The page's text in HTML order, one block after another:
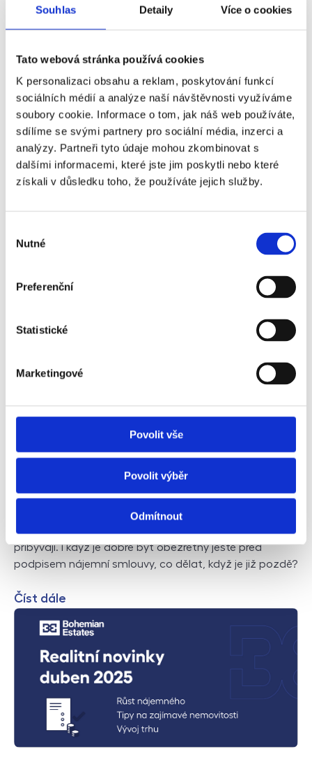
Souhlas Detaily Více o cookies
Tato webová stránka používá cookies
K personalizaci obsahu a reklam, poskytování funkcí
sociálních médií a analýze naší návštěvnosti využíváme
soubory cookie. Informace o tom, jak náš web používáte,
sdílíme se svými partnery pro sociální média, inzerci a
analýzy. Partneři tyto údaje mohou zkombinovat s
dalšími informacemi, které jste jim poskytli nebo které
získali v důsledku toho, že používáte jejich služby.
souhlasu
Nutné
Preferenční
Statistické
Marketingové
Povolit vše
Povolit výběr
Odmítnout
Lukrativní nabídky nemovitostí - jak je
najít?
charakterizován vysokou poptávkou a nedostatkem
nabídek. Proto je klíčové dostat se k zajímavým
Pronajímat byt není lehký úkol. Případy, kdy musí
pronajímatelé řešit problémové nájemníky, stále
přibývají. I když je dobré být obezřetný ještě před
podpisem nájemní smlouvy, co dělat, když je již pozdě?
Číst dále